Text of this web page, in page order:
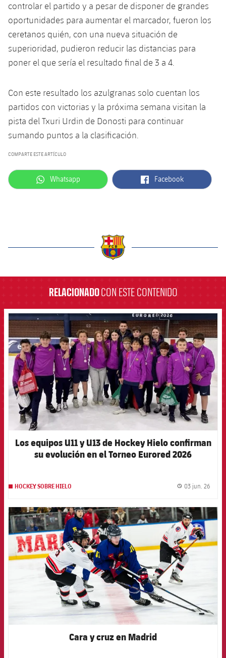
Accesibilidad
Instalaciones
controlar el partido y a pesar de disponer de grandes
oportunidades para aumentar el marcador, fueron los
ceretanos quién, con una nueva situación de
superioridad, pudieron reducir las distancias para
poner el que sería el resultado final de 3 a 4.
Con este resultado los azulgranas solo cuentan los
partidos con victorias y la próxima semana visitan la
pista del Txuri Urdin de Donosti para continuar
sumando puntos a la clasificación.
COMPARTE ESTE ARTÍCULO
label.aria.whatsapp
Whatsapp label.aria.facebook
Facebook
RELACIONADOCON ESTE CONTENIDO
FCB Barcelona badge
Los equipos U11 y U13 de Hockey Hielo confirman
su evolución en el Torneo Eurored 2026
HOCKEY SOBRE HIELO 03 jun. 26
FCB Barcelona badge
Cara y cruz en Madrid